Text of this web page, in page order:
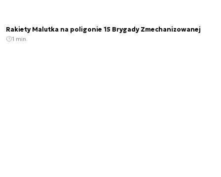
Rakiety Malutka na poligonie 15 Brygady Zmechanizowanej
1 min.